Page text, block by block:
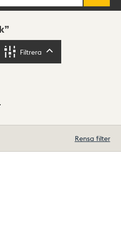
Filtrera
Rensa filter